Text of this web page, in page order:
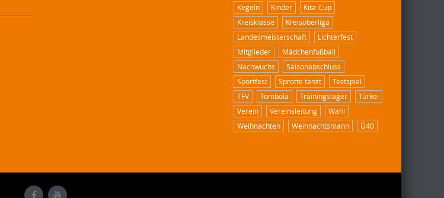
Kegeln
Kinder
Kita-Cup
Kreisklasse
Kreisoberliga
Landesmeisterschaft
Lichterfest
Mitglieder
Mädchenfußball
Nachwuchs
Saisonabschluss
Sportfest
Sprotte tanzt
Testspiel
TFV
Tombola Trainingslager
Türkei
Verein
Vereinsleitung
Wahl
Weihnachten
Weihnachtsmann Ü40